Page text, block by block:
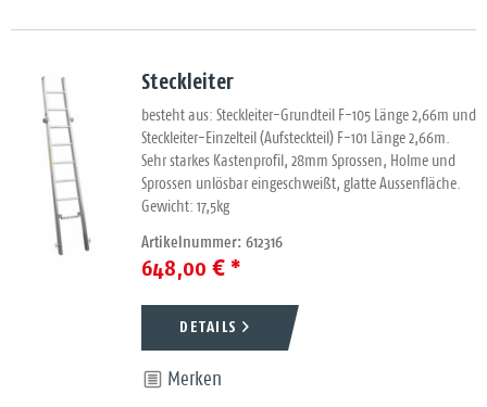
Steckleiter
besteht aus: Steckleiter-Grundteil F-105 Länge 2,66m und
Steckleiter-Einzelteil (Aufsteckteil) F-101 Länge 2,66m.
Sehr starkes Kastenprofil, 28mm Sprossen, Holme und
Sprossen unlösbar eingeschweißt, glatte Aussenfläche.
Gewicht: 17,5kg
Artikelnummer: 612316
648,00 € *
DETAILS
Merken